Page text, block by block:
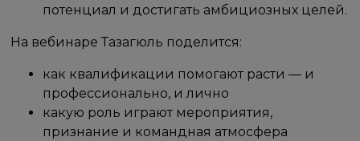
потенциал и достигать амбициозных целей.
На вебинаре Тазагюль поделится:
как квалификации помогают расти — и
профессионально, и лично
какую роль играют мероприятия,
признание и командная атмосфера